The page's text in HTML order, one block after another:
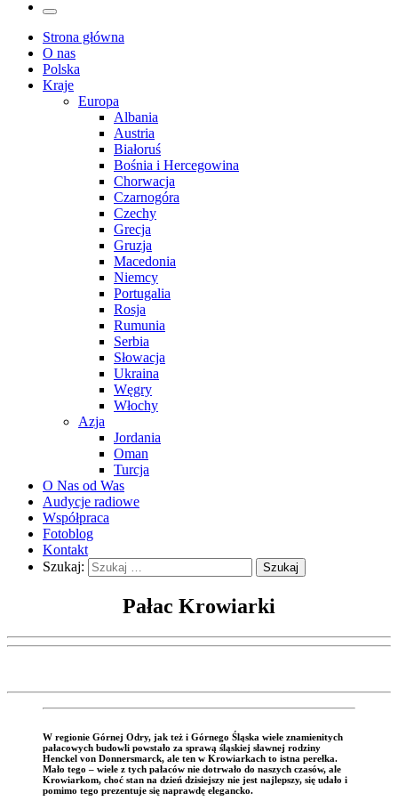
Strona główna
O nas
Polska
Kraje
Europa
Albania
Austria
Białoruś
Bośnia i Hercegowina
Chorwacja
Czarnogóra
Czechy
Grecja
Gruzja
Macedonia
Niemcy
Portugalia
Rosja
Rumunia
Serbia
Słowacja
Ukraina
Węgry
Włochy
Azja
Jordania
Oman
Turcja
O Nas od Was
Audycje radiowe
Współpraca
Fotoblog
Kontakt
Szukaj:
Pałac Krowiarki
W regionie Górnej Odry, jak też i Górnego Śląska wiele znamienitych
pałacowych budowli powstało za sprawą śląskiej sławnej rodziny
Henckel von Donnersmarck, ale ten w Krowiarkach to istna perełka.
Mało tego – wiele z tych pałaców nie dotrwało do naszych czasów, ale
Krowiarkom, choć stan na dzień dzisiejszy nie jest najlepszy, się udało i
pomimo tego prezentuje się naprawdę elegancko.